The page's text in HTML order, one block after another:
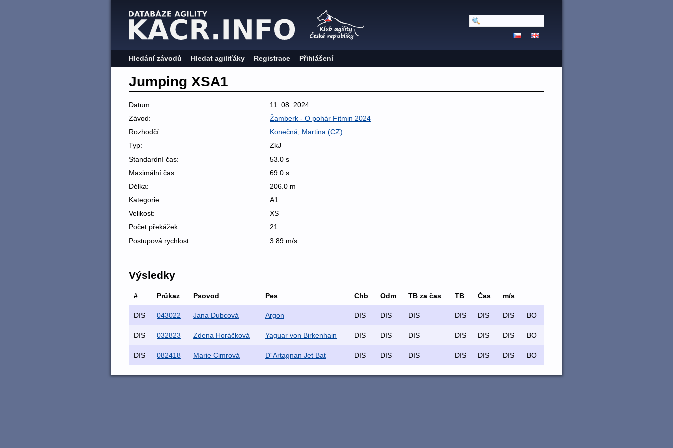
Hledání závodů Hledat agiliťáky Registrace Přihlášení
Jumping XSA1
Datum:
11. 08. 2024
Závod:
Žamberk - O pohár Fitmin 2024
Rozhodčí:
Konečná, Martina (CZ)
Typ:
ZkJ
Standardní čas:
53.0 s
Maximální čas:
69.0 s
Délka:
206.0 m
Kategorie:
A1
Velikost:
XS
Počet překážek:
21
Postupová rychlost:
3.89 m/s
Výsledky
# Průkaz Psovod Pes Chb Odm TB za čas TB Čas m/s
DIS 043022 Jana Dubcová Argon DIS DIS DIS DIS DIS DIS BO
DIS 032823 Zdena Horáčková Yaguar von Birkenhain DIS DIS DIS DIS DIS DIS BO
DIS 082418 Marie Cimrová D´Artagnan Jet Bat DIS DIS DIS DIS DIS DIS BO